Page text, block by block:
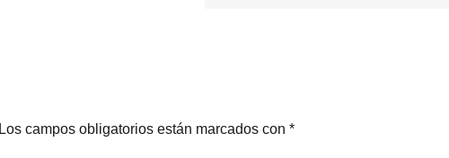
Los campos obligatorios están marcados con *